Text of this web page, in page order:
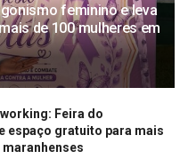
feminino e leva
de 100 mulheres em
Feira do
espaço gratuito para mais